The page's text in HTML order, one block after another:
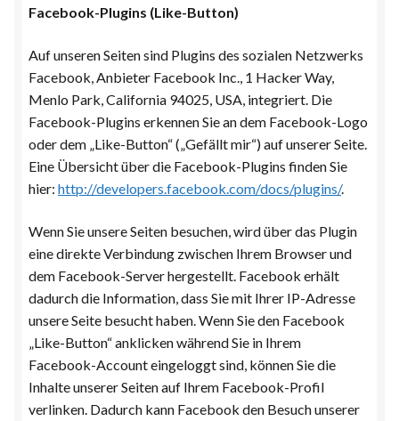
Facebook-Plugins (Like-Button)
Auf unseren Seiten sind Plugins des sozialen Netzwerks
Facebook, Anbieter Facebook Inc., 1 Hacker Way,
Menlo Park, California 94025, USA, integriert. Die
Facebook-Plugins erkennen Sie an dem Facebook-Logo
oder dem „Like-Button“ („Gefällt mir“) auf unserer Seite.
Eine Übersicht über die Facebook-Plugins finden Sie
hier: http://developers.facebook.com/docs/plugins/.
Wenn Sie unsere Seiten besuchen, wird über das Plugin
eine direkte Verbindung zwischen Ihrem Browser und
dem Facebook-Server hergestellt. Facebook erhält
dadurch die Information, dass Sie mit Ihrer IP-Adresse
unsere Seite besucht haben. Wenn Sie den Facebook
„Like-Button“ anklicken während Sie in Ihrem
Facebook-Account eingeloggt sind, können Sie die
Inhalte unserer Seiten auf Ihrem Facebook-Profil
verlinken. Dadurch kann Facebook den Besuch unserer